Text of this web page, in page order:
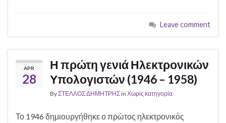
Leave comment
APR
28
Η πρώτη γενιά Ηλεκτρονικών
Υπολογιστών (1946 – 1958)
ByΣΤΕΛΛΟΣ ΔΗΜΗΤΡΗΣin Χωρίς κατηγορία
Το 1946 δημιουργήθηκε ο πρώτος ηλεκτρονικός